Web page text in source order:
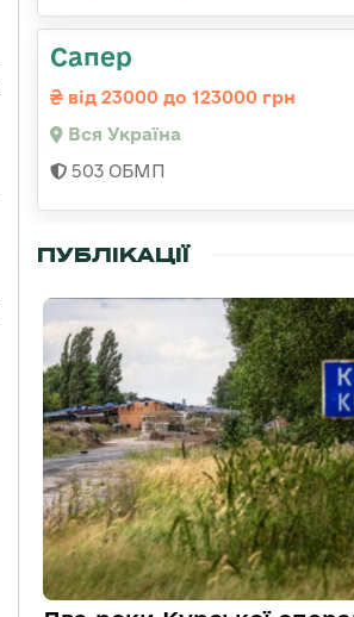
Сапер
від 23000 до 123000 грн
Вся Україна
503 ОБМП
ПУБЛІКАЦІЇ